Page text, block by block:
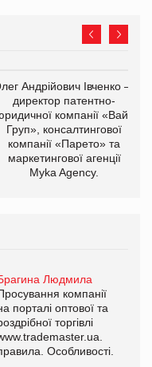
Андрійович Івченко —
директор патентно-
компанії «Вайз
Груп», консалтингової
компанії «Парето» та
маркетингової агенції
Myka Agency.
Людмила
компанії
порталі оптової та
торгівлі
Особливості.